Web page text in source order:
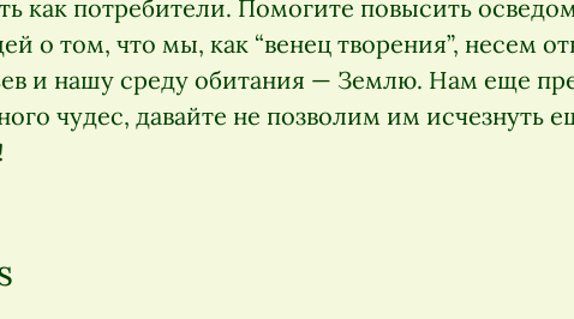
как потребители. Помогите повысить
о том, что мы, как “венец творения”, несем
и нашу среду обитания — Землю. Нам еще
чудес, давайте не позволим им исчезнуть